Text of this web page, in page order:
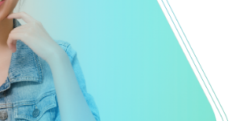
Đánh giá giữa năm tài chính 2023
Đọc thêm